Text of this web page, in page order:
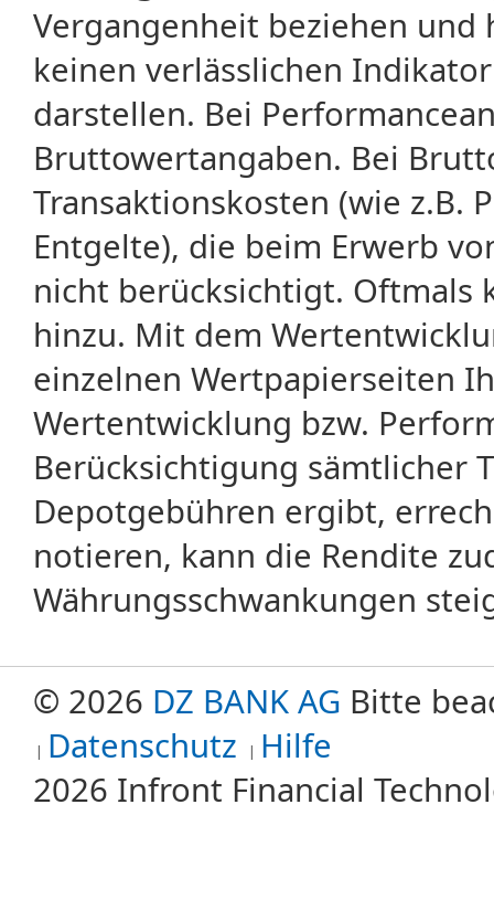
Vergangenheit beziehen
keinen verlässlichen
darstellen. Bei
Bruttowertangaben. Bei
Transaktionskosten (wie z.B.
Entgelte), die beim Erwerb
nicht berücksichtigt. Oftmals
hinzu. Mit dem
einzelnen Wertpapierseiten
Wertentwicklung bzw.
Berücksichtigung sämtlicher
Depotgebühren ergibt,
notieren, kann die Rendite
Währungsschwankungen
© 2026 DZ BANK AG Bitte
Datenschutz Hilfe
2026 Infront Financial